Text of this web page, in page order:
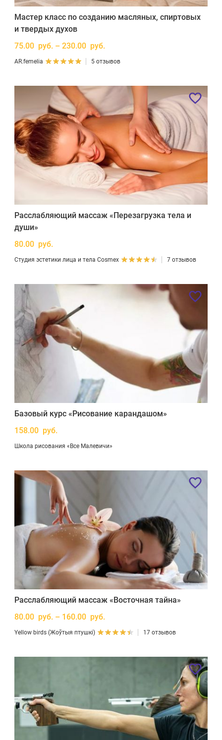
Мастер класс по созданию масляных, спиртовых
и твердых духов
75.00 руб. – 230.00 руб.
AR.femelia 5 отзывов
Расслабляющий массаж «Перезагрузка тела и
души»
80.00 руб.
Студия эстетики лица и тела Cosmex 7 отзывов
Базовый курс «Рисование карандашом»
158.00 руб.
Школа рисования «Все Малевичи»
Расслабляющий массаж «Восточная тайна»
80.00 руб. – 160.00 руб.
Yellow birds (Жоўтыя птушкі) 17 отзывов